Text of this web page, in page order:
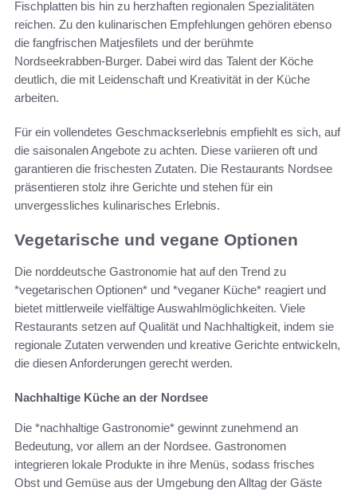
Fischplatten bis hin zu herzhaften regionalen Spezialitäten
reichen. Zu den kulinarischen Empfehlungen gehören ebenso
die fangfrischen Matjesfilets und der berühmte
Nordseekrabben-Burger. Dabei wird das Talent der Köche
deutlich, die mit Leidenschaft und Kreativität in der Küche
arbeiten.
Für ein vollendetes Geschmackserlebnis empfiehlt es sich, auf
die saisonalen Angebote zu achten. Diese variieren oft und
garantieren die frischesten Zutaten. Die Restaurants Nordsee
präsentieren stolz ihre Gerichte und stehen für ein
unvergessliches kulinarisches Erlebnis.
Vegetarische und vegane Optionen
Die norddeutsche Gastronomie hat auf den Trend zu
*vegetarischen Optionen* und *veganer Küche* reagiert und
bietet mittlerweile vielfältige Auswahlmöglichkeiten. Viele
Restaurants setzen auf Qualität und Nachhaltigkeit, indem sie
regionale Zutaten verwenden und kreative Gerichte entwickeln,
die diesen Anforderungen gerecht werden.
Nachhaltige Küche an der Nordsee
Die *nachhaltige Gastronomie* gewinnt zunehmend an
Bedeutung, vor allem an der Nordsee. Gastronomen
integrieren lokale Produkte in ihre Menüs, sodass frisches
Obst und Gemüse aus der Umgebung den Alltag der Gäste